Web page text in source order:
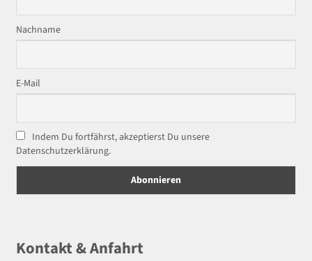
Nachname
E-Mail
Indem Du fortfährst, akzeptierst Du unsere
Datenschutzerklärung.
Kontakt & Anfahrt